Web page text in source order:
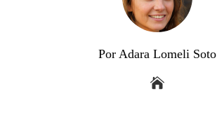
Por Adara Lomeli Soto